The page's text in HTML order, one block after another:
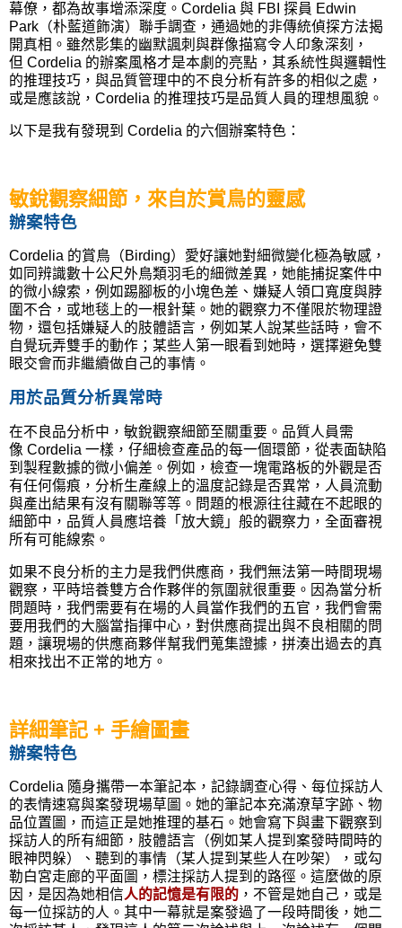
幕僚，都為故事增添深度。 Cordelia 與 FBI 探員 Edwin
Park （朴藍道飾演）聯手調查，通過她的非傳統偵探方法揭
開真相。雖然影集的幽默諷刺與群像描寫令人印象深刻，
但 Cordelia 的辦案風格才是本劇的亮點，其系統性與邏輯性
的推理技巧，與品質管理中的不良分析有許多的相似之處，
或是應該說， Cordelia 的推理技巧是品質人員的理想風貌。
以下是我有發現到 Cordelia 的六個辦案特色：
敏銳觀察細節，來自於賞鳥的靈感
辦案特色
Cordelia 的賞鳥（Birding）愛好讓她對細微變化極為敏感，
如同辨識數十公尺外鳥類羽毛的細微差異，她能捕捉案件中
的微小線索，例如踢腳板的小塊色差、嫌疑人領口寬度與脖
圍不合，或地毯上的一根針葉。她的觀察力不僅限於物理證
物，還包括嫌疑人的肢體語言，例如某人說某些話時，會不
自覺玩弄雙手的動作；某些人第一眼看到她時，選擇避免雙
眼交會而非繼續做自己的事情。
用於品質分析異常時
在不良品分析中，敏銳觀察細節至關重要。品質人員需
像 Cordelia 一樣，仔細檢查產品的每一個環節，從表面缺陷
到製程數據的微小偏差。例如，檢查一塊電路板的外觀是否
有任何傷痕，分析生產線上的溫度記錄是否異常，人員流動
與產出結果有沒有關聯等等。問題的根源往往藏在不起眼的
細節中，品質人員應培養「放大鏡」般的觀察力，全面審視
所有可能線索。
如果不良分析的主力是我們供應商，我們無法第一時間現場
觀察，平時培養雙方合作夥伴的氛圍就很重要。因為當分析
問題時，我們需要有在場的人員當作我們的五官，我們會需
要用我們的大腦當指揮中心，對供應商提出與不良相關的問
題，讓現場的供應商夥伴幫我們蒐集證據，拼湊出過去的真
相來找出不正常的地方。
詳細筆記 + 手繪圖畫
辦案特色
Cordelia 隨身攜帶一本筆記本，記錄調查心得、每位採訪人
的表情速寫與案發現場草圖。她的筆記本充滿潦草字跡、物
品位置圖，而這正是她推理的基石。她會寫下與畫下觀察到
採訪人的所有細節，肢體語言（例如某人提到案發時間時的
眼神閃躲）、聽到的事情（某人提到某些人在吵架），或勾
勒白宮走廊的平面圖，標注採訪人提到的路徑。這麼做的原
因，是因為她相信人的記憶是有限的 ，不管是她自己，或是
每一位採訪的人。其中一幕就是案發過了一段時間後，她二